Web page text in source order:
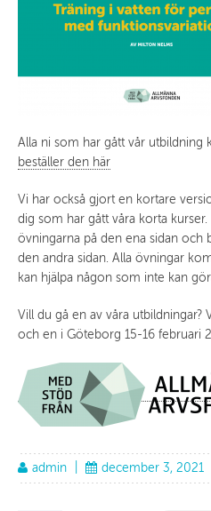
Alla ni som har gått vår utbildning
beställer den här
Vi har också gjort en kortare
dig som har gått våra korta
övningarna på den ena sidan och
den andra sidan. Alla övningar
kan hjälpa någon som inte kan
Vill du gå en av våra utbildningar?
och en i Göteborg 15-16 februari
admin december 3, 2021